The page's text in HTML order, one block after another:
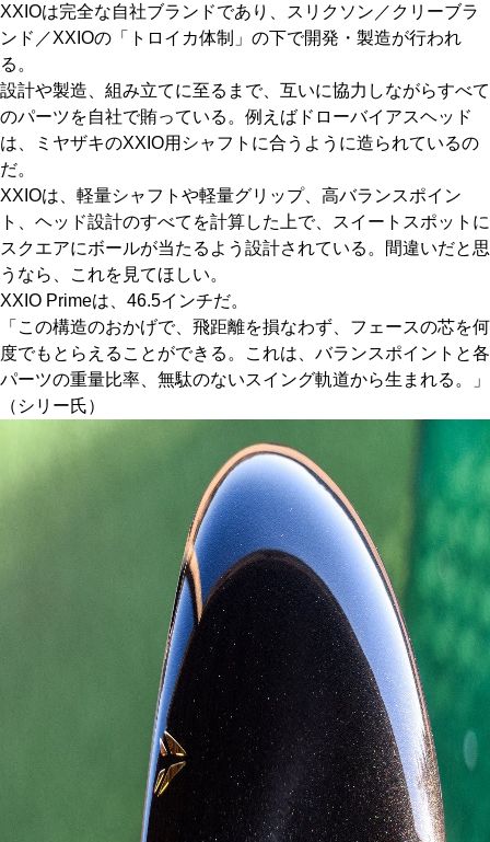
XXIOは完全な自社ブランドであり、スリクソン／クリーブラ
ンド／XXIOの「トロイカ体制」の下で開発・製造が行われ
る。
設計や製造、組み立てに至るまで、互いに協力しながらすべて
のパーツを自社で賄っている。例えばドローバイアスヘッド
は、ミヤザキのXXIO用シャフトに合うように造られているの
だ。
XXIOは、軽量シャフトや軽量グリップ、高バランスポイン
ト、ヘッド設計のすべてを計算した上で、スイートスポットに
スクエアにボールが当たるよう設計されている。間違いだと思
うなら、これを見てほしい。
XXIO Primeは、46.5インチだ。
「この構造のおかげで、飛距離を損なわず、フェースの芯を何
度でもとらえることができる。これは、バランスポイントと各
パーツの重量比率、無駄のないスイング軌道から生まれる。」
（シリー氏）